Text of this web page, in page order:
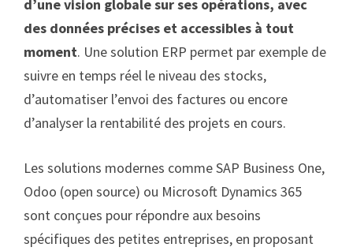
d’une vision globale sur ses opérations, avec
des données précises et accessibles à tout
moment. Une solution ERP permet par exemple de
suivre en temps réel le niveau des stocks,
d’automatiser l’envoi des factures ou encore
d’analyser la rentabilité des projets en cours.
Les solutions modernes comme SAP Business One,
Odoo (open source) ou Microsoft Dynamics 365
sont conçues pour répondre aux besoins
spécifiques des petites entreprises, en proposant